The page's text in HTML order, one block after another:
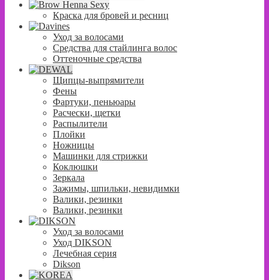
Краска для бровей и ресниц
Уход за волосами
Средства для стайлинга волос
Оттеночные средства
Щипцы-выпрямители
Фены
Фартуки, пеньюары
Расчески, щетки
Распылители
Плойки
Ножницы
Машинки для стрижки
Коклюшки
Зеркала
Зажимы, шпильки, невидимки
Валики, резинки
Валики, резинки
Уход за волосами
Уход DIKSON
Лечебная серия
Dikson